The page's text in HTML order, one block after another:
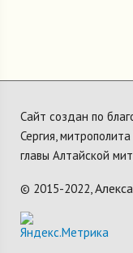
Сайт создан по
Сергия,
главы Алтайской
© 2015-2022,